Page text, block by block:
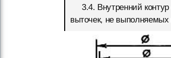
3.4. Внутренний контур
выточек, не